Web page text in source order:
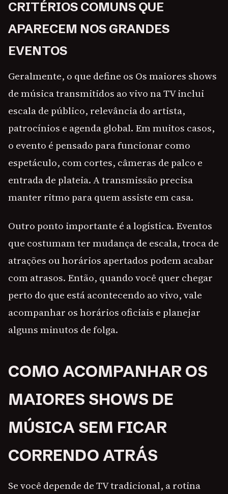
CRITÉRIOS COMUNS QUE
APARECEM NOS GRANDES
EVENTOS
Geralmente, o que define os Os maiores shows
de música transmitidos ao vivo na TV inclui
escala de público, relevância do artista,
patrocínios e agenda global. Em muitos casos,
o evento é pensado para funcionar como
espetáculo, com cortes, câmeras de palco e
entrada de plateia. A transmissão precisa
manter ritmo para quem assiste em casa.
Outro ponto importante é a logística. Eventos
que costumam ter mudança de escala, troca de
atrações ou horários apertados podem acabar
com atrasos. Então, quando você quer chegar
perto do que está acontecendo ao vivo, vale
acompanhar os horários oficiais e planejar
alguns minutos de folga.
COMO ACOMPANHAR OS
MAIORES SHOWS DE
MÚSICA SEM FICAR
CORRENDO ATRÁS
Se você depende de TV tradicional, a rotina